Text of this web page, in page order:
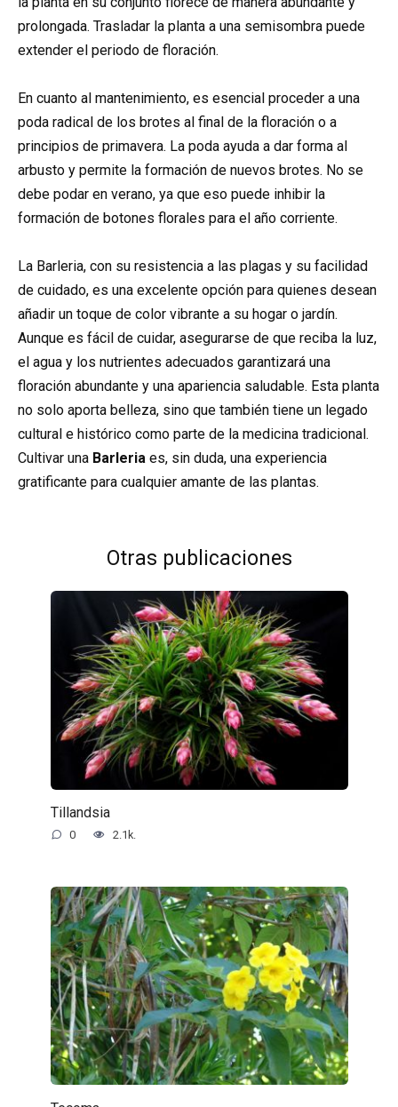
prolongada. Trasladar la planta a una semisombra puede
extender el periodo de floración.
En cuanto al mantenimiento, es esencial proceder a una
poda radical de los brotes al final de la floración o a
principios de primavera. La poda ayuda a dar forma al
arbusto y permite la formación de nuevos brotes. No se
debe podar en verano, ya que eso puede inhibir la
formación de botones florales para el año corriente.
La Barleria, con su resistencia a las plagas y su facilidad
de cuidado, es una excelente opción para quienes desean
añadir un toque de color vibrante a su hogar o jardín.
Aunque es fácil de cuidar, asegurarse de que reciba la luz,
el agua y los nutrientes adecuados garantizará una
floración abundante y una apariencia saludable. Esta planta
no solo aporta belleza, sino que también tiene un legado
cultural e histórico como parte de la medicina tradicional.
Cultivar una Barleria es, sin duda, una experiencia
gratificante para cualquier amante de las plantas.
Otras publicaciones
Tillandsia
0 2.1k.